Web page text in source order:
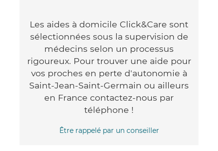
Les aides à domicile Click&Care sont
sélectionnées sous la supervision de
médecins selon un processus
rigoureux. Pour trouver une aide pour
vos proches en perte d'autonomie à
Saint-Jean-Saint-Germain ou ailleurs
en France contactez-nous par
téléphone !
Être rappelé par un conseiller